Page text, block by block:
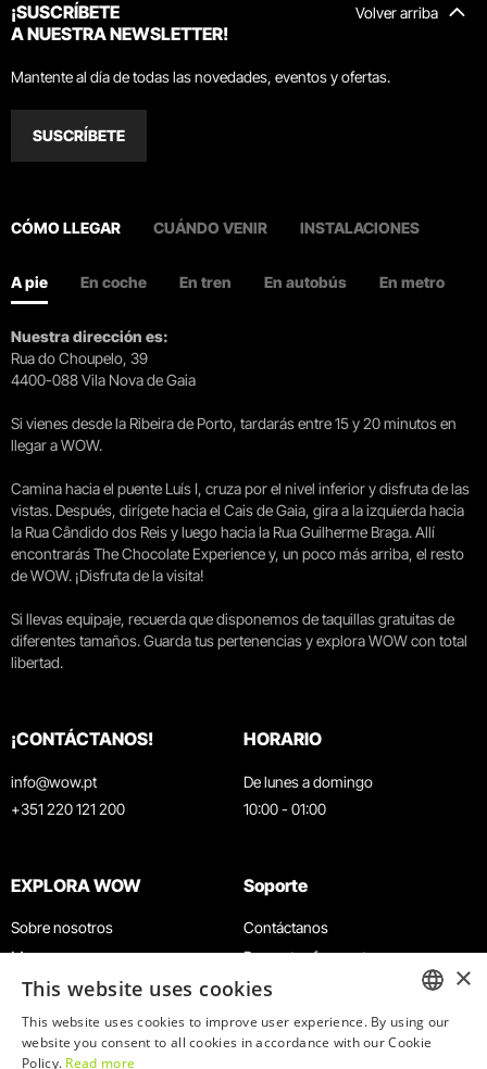
Volver arriba
¡SUSCRÍBETE
A NUESTRA NEWSLETTER!
Mantente al día de todas las novedades, eventos y ofertas.
SUSCRÍBETE
CÓMO LLEGAR CUÁNDO VENIR INSTALACIONES
A pie En coche En tren En autobús En metro
Nuestra dirección es:
Rua do Choupelo, 39
4400-088 Vila Nova de Gaia
Si vienes desde la Ribeira de Porto, tardarás entre 15 y 20 minutos en
llegar a WOW.
Camina hacia el puente Luís I, cruza por el nivel inferior y disfruta de las
vistas. Después, dirígete hacia el Cais de Gaia, gira a la izquierda hacia
la Rua Cândido dos Reis y luego hacia la Rua Guilherme Braga. Allí
encontrarás The Chocolate Experience y, un poco más arriba, el resto
de WOW. ¡Disfruta de la visita!
Si llevas equipaje, recuerda que disponemos de taquillas gratuitas de
diferentes tamaños. Guarda tus pertenencias y explora WOW con total
libertad.
¡CONTÁCTANOS!
info@wow.pt
+351 220 121 200
HORARIO
De lunes a domingo
10:00 - 01:00
EXPLORA WOW
Sobre nosotros
Museos
Agenda
Noticias
Restaurantes
Soporte
Contáctanos
Preguntas frecuentes
Términos y condiciones
Política de privacidad y cookies
Trabaja con nosotrosENGLISH
×
This website uses cookies
This website uses cookies to improve user experience. By using our
website you consent to all cookies in accordance with our Cookie
Policy. Read more